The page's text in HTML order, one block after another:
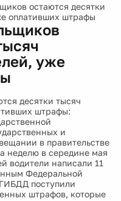
остаются десятки
оплативших штрафы
уже
десятки тысяч
штрафы:
и
в правительстве
неделю в середине мая
водители написали 11
Федеральной
поступили
штрафов, которые